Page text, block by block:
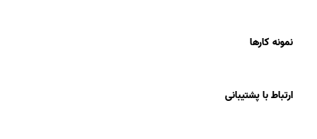
نمونه کارها
ارتباط با پشتیبانی